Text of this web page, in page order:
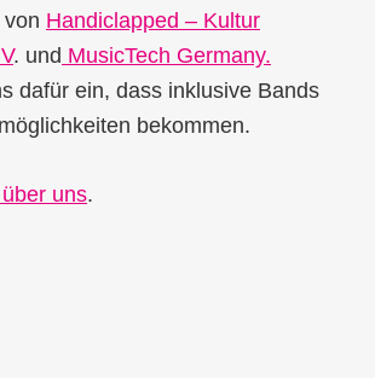
Handiclapped – Kultur
. und MusicTech Germany.
dafür ein, dass inklusive Bands
bekommen.
uns.